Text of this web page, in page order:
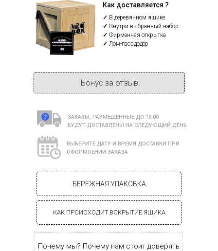
ВЫБЕРИТЕ ДАТУ И ВРЕМЯ ДОСТАВКИ ПРИ
ОФОРМЛЕНИИ ЗАКАЗА
ЗАКАЗЫ, РАЗМЕЩЁННЫЕ ДО 15:00
БУДУТ ДОСТАВЛЕНЫ НА СЛЕДУЮЩИЙ ДЕНЬ
✓ В деревянном ящике
✓ Внутри выбранный набор
✓ Фирменная открытка
✓ Лом-гвоздодёр
Как доставляется ?
Бонус за отзыв
КАК ПРОИСХОДИТ ВСКРЫТИЕ ЯЩИКА
БЕРЕЖНАЯ УПАКОВКА
Почему мы? Почему нам стоит доверять